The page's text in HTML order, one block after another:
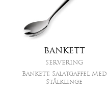
BANKETT
SERVERING
Bankett, Salatgaffel Med
Stålklinge